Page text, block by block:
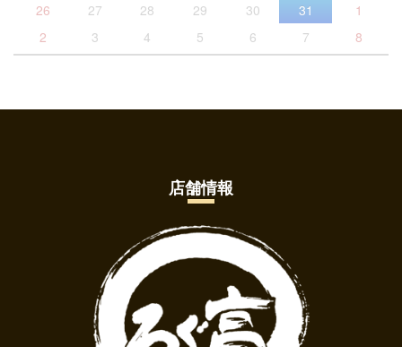
26
27 28 29 30 31
1
2
3 4 5 6 7 8
店舗情報